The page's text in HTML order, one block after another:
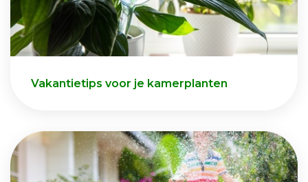
Vakantietips voor je kamerplanten